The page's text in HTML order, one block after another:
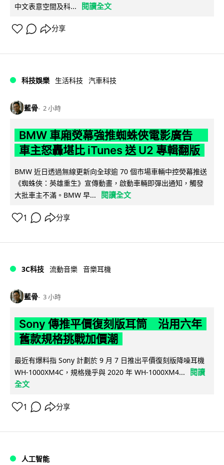
中文表意空間及科...
閱讀全文
分享
科技娛樂 生活科技 汽車科技
藍骨 2 小時
BMW 車廂熒幕強推蜘蛛俠電影廣告
車主怒轟堪比 iTunes 送 U2 專輯翻版
BMW 近日透過無線更新向全球逾 70 個市場車輛中控熒幕推送
《蜘蛛俠：英雄重生》宣傳動畫，啟動車輛即彈出通知，觸發
大批車主不滿。BMW 早...
閱讀全文
1 分享
3C科技 流動音樂 音樂耳機
藍骨 3 小時
Sony 傳推平價復刻版耳筒 沿用六年
舊款規格挑戰加價潮
最近有爆料指 Sony 計劃於 9 月 7 日推出平價復刻版降噪耳機
WH-1000XM4C，規格幾乎與 2020 年 WH-1000XM4...
閱讀
全文
1 分享
人工智能